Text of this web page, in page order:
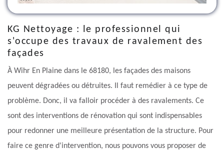
KG Nettoyage : le professionnel qui
s'occupe des travaux de ravalement des
façades
À Wihr En Plaine dans le 68180, les façades des maisons
peuvent dégradées ou détruites. Il faut remédier à ce type de
problème. Donc, il va falloir procéder à des ravalements. Ce
sont des interventions de rénovation qui sont indispensables
pour redonner une meilleure présentation de la structure. Pour
faire ce genre d'intervention, nous pouvons vous proposer de